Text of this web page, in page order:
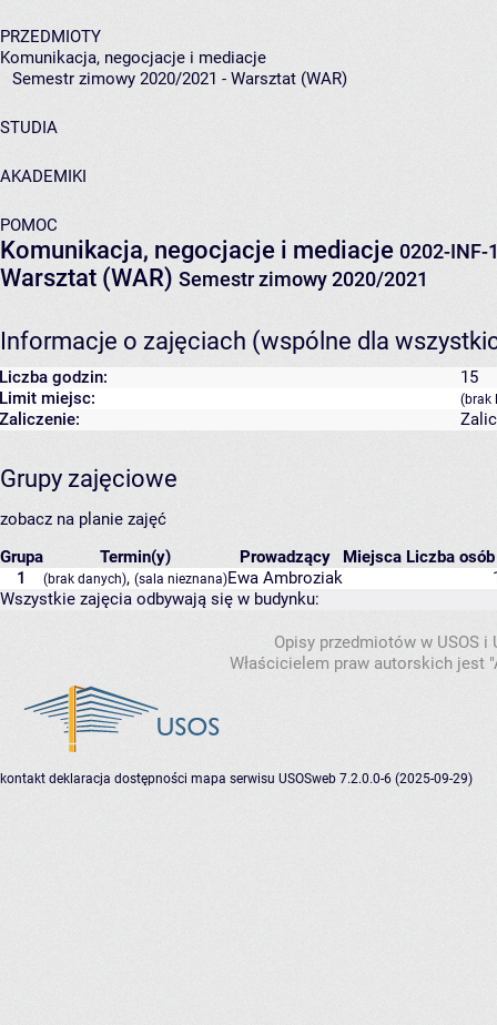
PRZEDMIOTY
Komunikacja, negocjacje i mediacje
Semestr zimowy 2020/2021 - Warsztat (WAR)
STUDIA
AKADEMIKI
POMOC
Komunikacja, negocjacje i mediacje 0202-INF-
Warsztat (WAR) Semestr zimowy 2020/2021
Informacje o zajęciach (wspólne dla
Liczba godzin:
15
Limit miejsc:
(brak
Zaliczenie:
Grupy zajęciowe
zobacz na planie zajęć
Grupa
Termin(y) Prowadzący Miejsca Liczba
1
(brak danych), (sala nieznana)Ewa Ambroziak
Wszystkie zajęcia odbywają się w budynku:
Opisy przedmiotów w USOS
Właścicielem praw autorskich jest
kontakt deklaracja dostępności mapa serwisu USOSweb 7.2.0.0-6 (2025-09-29)